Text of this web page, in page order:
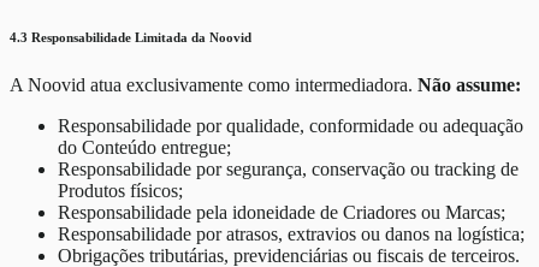
4.3 Responsabilidade Limitada da Noovid
A Noovid atua exclusivamente como intermediadora. Não assume:
Responsabilidade por qualidade, conformidade ou adequação
do Conteúdo entregue;
Responsabilidade por segurança, conservação ou tracking de
Produtos físicos;
Responsabilidade pela idoneidade de Criadores ou Marcas;
Responsabilidade por atrasos, extravios ou danos na logística;
Obrigações tributárias, previdenciárias ou fiscais de terceiros.